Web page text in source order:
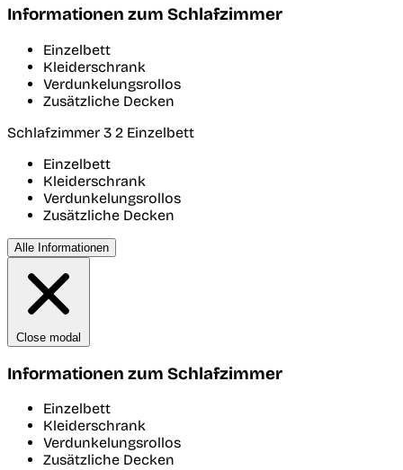
Informationen zum Schlafzimmer
Einzelbett
Kleiderschrank
Verdunkelungsrollos
Zusätzliche Decken
Schlafzimmer 3 2 Einzelbett
Einzelbett
Kleiderschrank
Verdunkelungsrollos
Zusätzliche Decken
Alle Informationen
Close modal
Informationen zum Schlafzimmer
Einzelbett
Kleiderschrank
Verdunkelungsrollos
Zusätzliche Decken